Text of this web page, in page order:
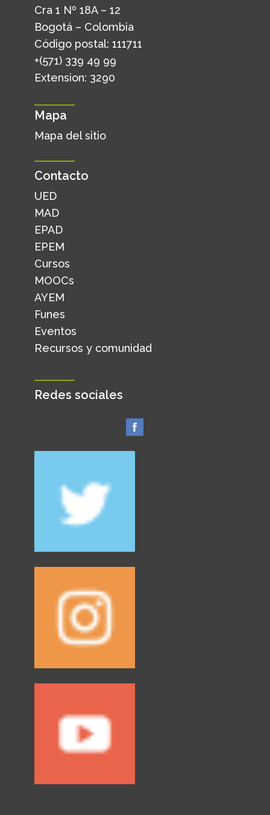
Cra 1 Nº 18A – 12
Bogotá – Colombia
Código postal: 111711
+(571) 339 49 99
Extension: 3290
Mapa
Mapa del sitio
Contacto
UED
MAD
EPAD
EPEM
Cursos
MOOCs
AYEM
Funes
Eventos
Recursos y comunidad
Redes sociales